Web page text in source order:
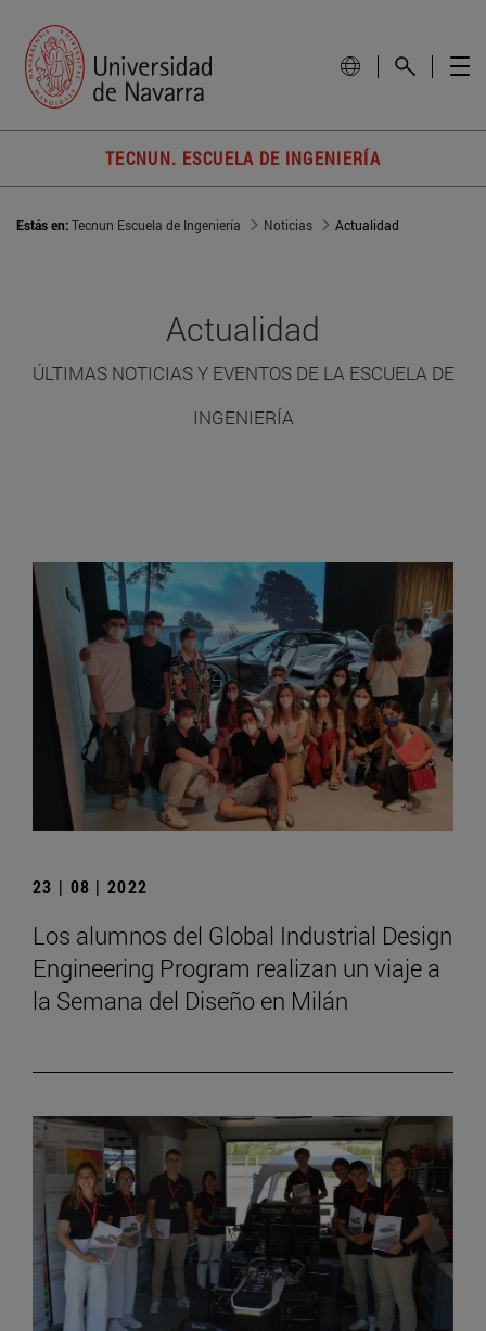
TECNUN. ESCUELA DE INGENIERÍA
Estás en:Tecnun Escuela de Ingeniería Noticias Actualidad
Actualidad
ÚLTIMAS NOTICIAS Y EVENTOS DE LA ESCUELA DE
INGENIERÍA
23 | 08 | 2022
Los alumnos del Global Industrial Design
Engineering Program realizan un viaje a
la Semana del Diseño en Milán